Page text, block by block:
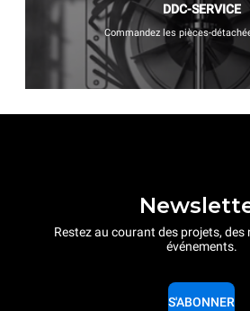
DDC-SERVICE
Commandez les pièces-
Restez au courant des projets, des
événements.
S'ABONNER